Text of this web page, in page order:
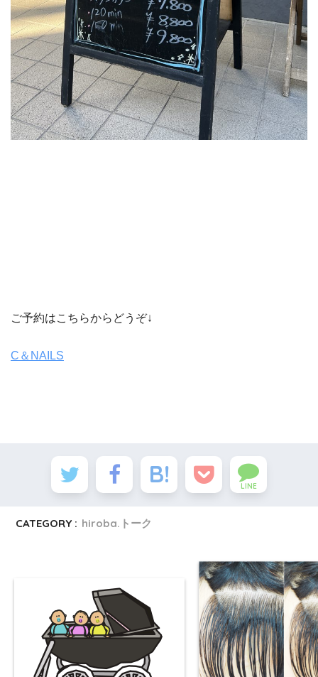
ご予約はこちらからどうぞ↓
C＆NAILS
LINE
CATEGORY : hiroba.トーク